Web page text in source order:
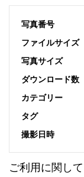
写真番号
ファイルサイズ
写真サイズ
ダウンロード数
カテゴリー
タグ
撮影日時
ご利用に関して